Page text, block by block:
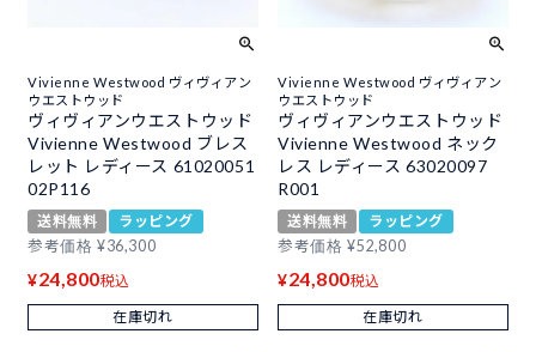
Vivienne Westwood ヴィヴィアン
ウエストウッド
ヴィヴィアンウエストウッド
Vivienne Westwood ブレス
レット レディース 61020051
02P116
送料無料
ラッピング
参考価格 ¥36,300
¥24,800税込
在庫切れ
Vivienne Westwood ヴィヴィアン
ウエストウッド
ヴィヴィアンウエストウッド
Vivienne Westwood ネック
レス レディース 63020097
R001
送料無料
ラッピング
参考価格 ¥52,800
¥24,800税込
在庫切れ